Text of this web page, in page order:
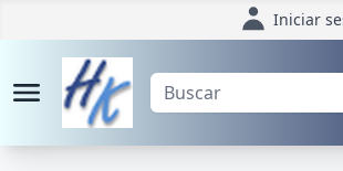
Iniciar